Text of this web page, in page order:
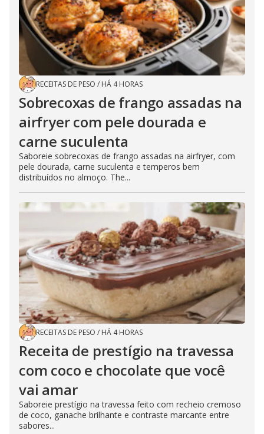
RECEITAS DE PESO / HÁ 4 HORAS
Sobrecoxas de frango assadas na
airfryer com pele dourada e
carne suculenta
Saboreie sobrecoxas de frango assadas na airfryer, com
pele dourada, carne suculenta e temperos bem
distribuídos no almoço. The...
RECEITAS DE PESO / HÁ 4 HORAS
Receita de prestígio na travessa
com coco e chocolate que você
vai amar
Saboreie prestígio na travessa feito com recheio cremoso
de coco, ganache brilhante e contraste marcante entre
sabores...